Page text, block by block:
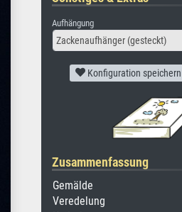
Aufhängung
Zackenaufhänger (gesteckt)
Konfiguration
Zusammenfassung
Gemälde
Veredelung